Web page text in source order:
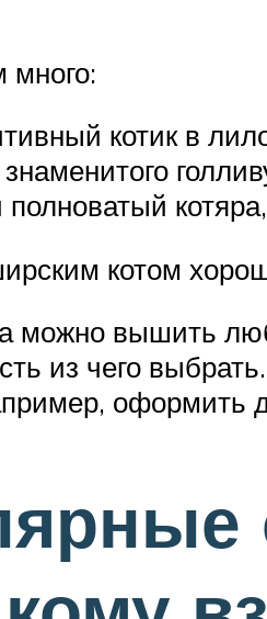
много:
котик в
знаменитого
котом
можно вышить
из чего
оформить